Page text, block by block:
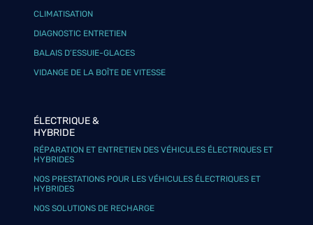
CLIMATISATION
DIAGNOSTIC ENTRETIEN
BALAIS D’ESSUIE-GLACES
VIDANGE DE LA BOÎTE DE VITESSE
ÉLECTRIQUE &
HYBRIDE
RÉPARATION ET ENTRETIEN DES VÉHICULES ÉLECTRIQUES ET
HYBRIDES
NOS PRESTATIONS POUR LES VÉHICULES ÉLECTRIQUES ET
HYBRIDES
NOS SOLUTIONS DE RECHARGE